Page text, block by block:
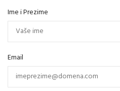
Ime i Prezime
Email